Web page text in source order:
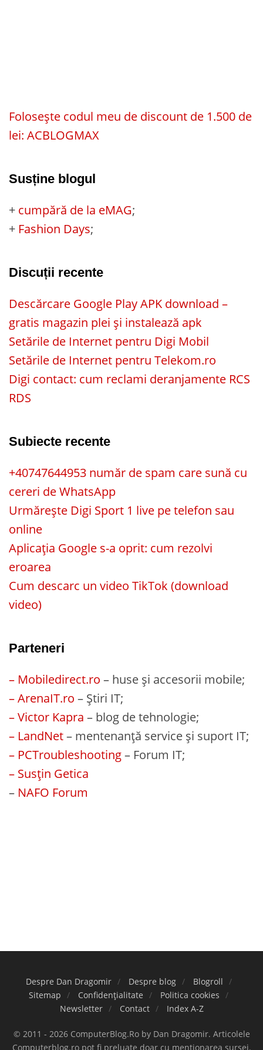
Folosește codul meu de discount de 1.500 de
lei: ACBLOGMAX
Susține blogul
+ cumpără de la eMAG;
+ Fashion Days;
Discuții recente
Descărcare Google Play APK download –
gratis magazin plei și instalează apk
Setările de Internet pentru Digi Mobil
Setările de Internet pentru Telekom.ro
Digi contact: cum reclami deranjamente RCS
RDS
Subiecte recente
+40747644953 număr de spam care sună cu
cereri de WhatsApp
Urmărește Digi Sport 1 live pe telefon sau
online
Aplicația Google s-a oprit: cum rezolvi
eroarea
Cum descarc un video TikTok (download
video)
Parteneri
– Mobiledirect.ro – huse și accesorii mobile;
– ArenaIT.ro – Știri IT;
– Victor Kapra – blog de tehnologie;
– LandNet– mentenanță service și suport IT;
– PCTroubleshooting– Forum IT;
– Susțin Getica
– NAFO Forum
Despre Dan Dragomir Despre blog
Blogroll
Sitemap
Confidențialitate
Politica cookies
Newsletter
Contact Index A-Z
© 2011 - 2026 ComputerBlog.Ro by Dan Dragomir. Articolele
Computerblog.ro pot fi preluate doar cu menționarea sursei.